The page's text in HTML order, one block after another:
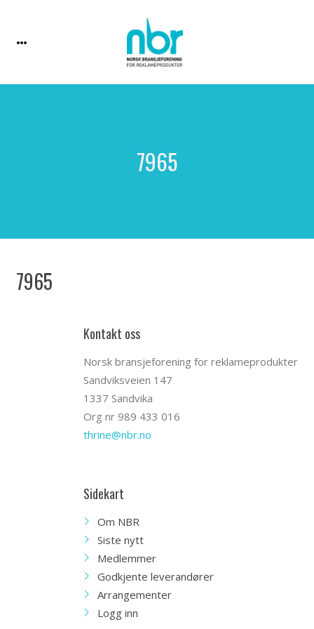
7965
7965
Kontakt oss
Norsk bransjeforening for reklameprodukter
Sandviksveien 147
1337 Sandvika
Org nr 989 433 016
thrine@nbr.no
Sidekart
Om NBR
Siste nytt
Medlemmer
Godkjente leverandører
Arrangementer
Logg inn